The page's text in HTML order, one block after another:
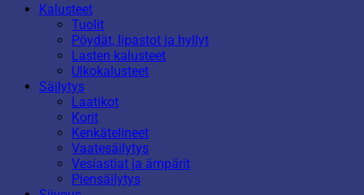
Kalusteet
Tuolit
Pöydät, lipastot ja hyllyt
Lasten kalusteet
Ulkokalusteet
Säilytys
Laatikot
Korit
Kenkätelineet
Vaatesäilytys
Vesiastiat ja ämpärit
Piensäilytys